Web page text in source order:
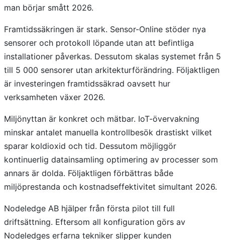
man börjar smått 2026.
Framtidssäkringen är stark. Sensor-Online stöder nya
sensorer och protokoll löpande utan att befintliga
installationer påverkas. Dessutom skalas systemet från 5
till 5 000 sensorer utan arkitekturförändring. Följaktligen
är investeringen framtidssäkrad oavsett hur
verksamheten växer 2026.
Miljönyttan är konkret och mätbar. IoT-övervakning
minskar antalet manuella kontrollbesök drastiskt vilket
sparar koldioxid och tid. Dessutom möjliggör
kontinuerlig datainsamling optimering av processer som
annars är dolda. Följaktligen förbättras både
miljöprestanda och kostnadseffektivitet simultant 2026.
Nodeledge AB hjälper från första pilot till full
driftsättning. Eftersom all konfiguration görs av
Nodeledges erfarna tekniker slipper kunden